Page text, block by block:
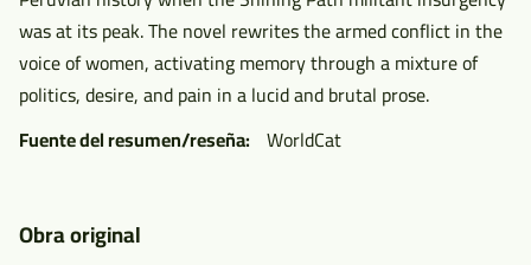
was at its peak. The novel rewrites the armed conflict in the
voice of women, activating memory through a mixture of
politics, desire, and pain in a lucid and brutal prose.
Fuente del resumen/reseña WorldCat
Obra original